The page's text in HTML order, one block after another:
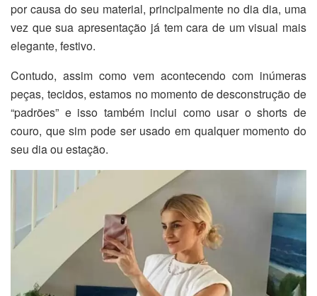
por causa do seu material, principalmente no dia dia, uma
vez que sua apresentação já tem cara de um visual mais
elegante, festivo.
Contudo, assim como vem acontecendo com inúmeras
peças, tecidos, estamos no momento de desconstrução de
“padrões” e isso também inclui como usar o shorts de
couro, que sim pode ser usado em qualquer momento do
seu dia ou estação.